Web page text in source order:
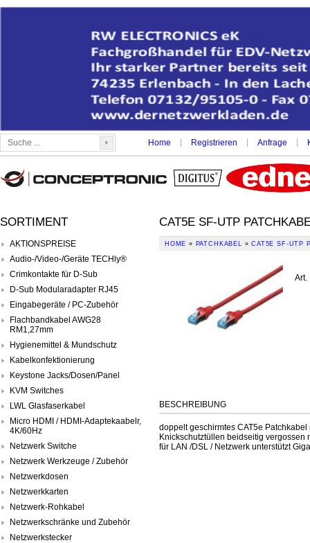
Home Registrieren Anfrage
SORTIMENT
AKTIONSPREISE
Audio-/Video-/Geräte TECHly®
Crimkontakte für D-Sub
D-Sub Modularadapter RJ45
Eingabegeräte / PC-Zubehör
Flachbandkabel AWG28
RM1,27mm
Hygienemittel & Mundschutz
Kabelkonfektionierung
Keystone Jacks/Dosen/Panel
KVM Switches
LWL Glasfaserkabel
Micro HDMI / HDMI-Adaptekaabelr,
4K/60Hz
Netzwerk Switche
Netzwerk Werkzeuge / Zubehör
Netzwerkdosen
Netzwerkkarten
Netzwerk-Rohkabel
Netzwerkschränke und Zubehör
Netzwerkstecker
CAT5E SF-UTP
HOME » PATCHKABEL »CAT5E SF-UTP
Art.
BESCHREIBUNG
doppelt geschirmtes CAT5e
Knickschutztüllen beidseitig vergossen
für LAN /DSL / Netzwerk unterstützt